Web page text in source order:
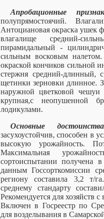
Апробационные
полупрямостоячий.
Антоциановая окраска ушек
влагалище средний-
пирамидальный -
сильным восковым
окраской кончиков сильной
стержня средний-длинный,
щетинки зерновки длинное.
наружной цветковой чешуи
крупная,с неопушенной
лодикулами.
Основные
засухоустойчив, способен в
высокую урожайность.
Максимальная
сортоиспытании получена
данным Госсорткомиссии
региону составила 3,2 т/
среднему стандарту
Рекомендуется для хозяйств
Включен в Госреестр по
для возделывания в